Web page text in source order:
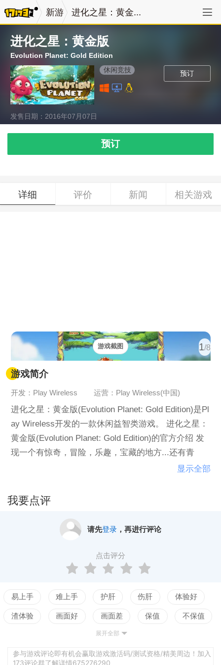
新游 进化之星：黄金...
进化之星：黄金版
Evolution Planet: Gold Edition
预订
休闲竞技
发售日期：2016年07月07日
预订
详细 评价 新闻 相关游戏
1/8
游戏截图
游戏简介
开发：Play Wireless 运营：Play Wireless(中国)
进化之星：黄金版(Evolution Planet: Gold Edition)是Pl
ay Wireless开发的一款休闲益智类游戏。 进化之星：
黄金版(Evolution Planet: Gold Edition)的官方介绍 发
现一个有惊奇，冒险，乐趣，宝藏的地方...还有青
显示全部
我要点评
请先登录，再进行评论
点击评分
易上手 难上手 护肝 伤肝 体验好
渣体验 画面好 画面差 保值 不保值
测试
强社交 弱社交
展开全部
参与游戏评论即有机会赢取游戏激活码/测试资格/精美周边！加入
173评论群了解详情675276290